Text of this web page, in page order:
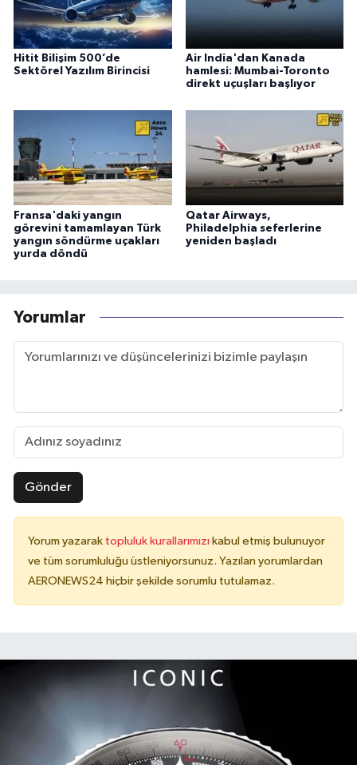
Hitit Bilişim 500’de
Sektörel Yazılım Birincisi
Air India'dan Kanada
hamlesi: Mumbai-Toronto
direkt uçuşları başlıyor
Fransa'daki yangın
görevini tamamlayan Türk
yangın söndürme uçakları
yurda döndü
Qatar Airways,
Philadelphia seferlerine
yeniden başladı
Yorumlar
Gönder
Yorum yazarak topluluk kurallarımızı kabul etmiş bulunuyor
ve tüm sorumluluğu üstleniyorsunuz. Yazılan yorumlardan
AERONEWS24 hiçbir şekilde sorumlu tutulamaz.